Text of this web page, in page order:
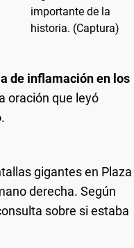
de inflamación en los
oración que leyó
gigantes en Plaza
derecha. Según
sobre si estaba